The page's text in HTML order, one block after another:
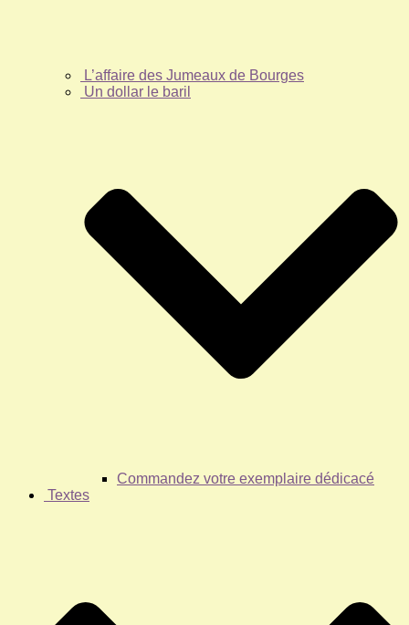
L’affaire des Jumeaux de Bourges
Un dollar le baril
Commandez votre exemplaire dédicacé
Textes